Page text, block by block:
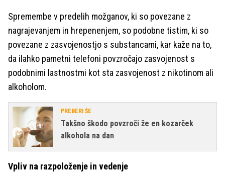
Spremembe v predelih možganov, ki so povezane z
nagrajevanjem in hrepenenjem, so podobne tistim, ki so
povezane z zasvojenostjo s substancami, kar kaže na to,
da ilahko pametni telefoni povzročajo zasvojenost s
podobnimi lastnostmi kot sta zasvojenost z nikotinom ali
alkoholom.
PREBERI ŠE
Takšno škodo povzroči že en kozarček
alkohola na dan
Vpliv na razpoloženje in vedenje